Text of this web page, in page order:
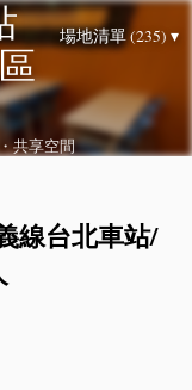
場地清單 (235) ▾
共享空間
線台北車站/